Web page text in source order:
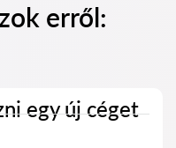
erről:
egy új céget